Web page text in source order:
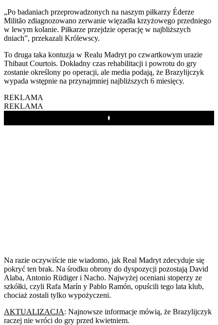
„Po badaniach przeprowadzonych na naszym piłkarzy Éderze
Militão zdiagnozowano zerwanie więzadła krzyżowego przedniego
w lewym kolanie. Piłkarze przejdzie operację w najbliższych
dniach”, przekazali Królewscy.
To druga taka kontuzja w Realu Madryt po czwartkowym urazie
Thibaut Courtois. Dokładny czas rehabilitacji i powrotu do gry
zostanie określony po operacji, ale media podają, że Brazylijczyk
wypada wstępnie na przynajmniej najbliższych 6 miesięcy.
REKLAMA
REKLAMA
Play
Na razie oczywiście nie wiadomo, jak Real Madryt zdecyduje się
pokryć ten brak. Na środku obrony do dyspozycji pozostają David
Alaba, Antonio Rüdiger i Nacho. Najwyżej oceniani stoperzy ze
szkółki, czyli Rafa Marín y Pablo Ramón, opuścili tego lata klub,
chociaż zostali tylko wypożyczeni.
AKTUALIZACJA: Najnowsze informacje mówią, że Brazylijczyk
raczej nie wróci do gry przed kwietniem.